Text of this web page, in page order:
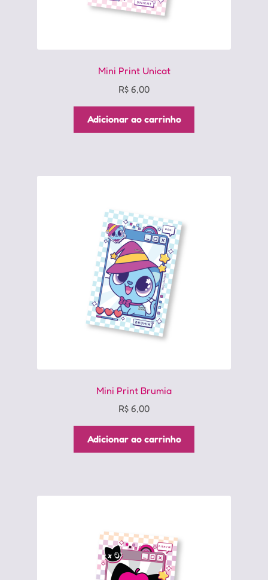
Mini Print Unicat
R$ 6,00
Adicionar ao carrinho
Mini Print Brumia
R$ 6,00
Adicionar ao carrinho